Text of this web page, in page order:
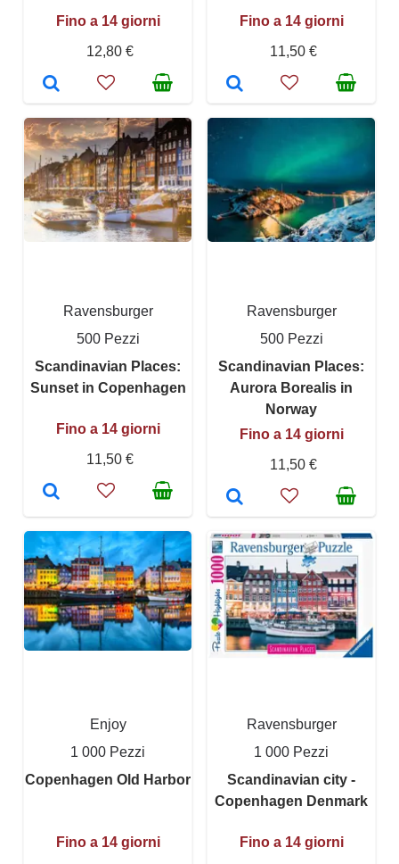
Fino a 14 giorni
12,80 €
Fino a 14 giorni
11,50 €
Ravensburger
500 Pezzi
Scandinavian Places:
Sunset in Copenhagen
Fino a 14 giorni
11,50 €
Ravensburger
500 Pezzi
Scandinavian Places:
Aurora Borealis in
Norway
Fino a 14 giorni
11,50 €
Enjoy
1 000 Pezzi
Copenhagen Old Harbor
Fino a 14 giorni
Ravensburger
1 000 Pezzi
Scandinavian city -
Copenhagen Denmark
Fino a 14 giorni